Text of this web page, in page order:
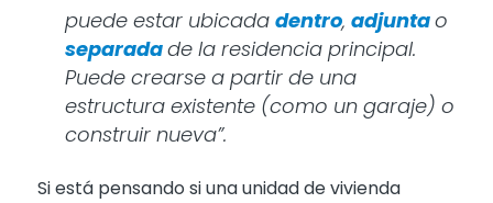
puede estar ubicada dentro, adjuntao
separadade la residencia principal.
Puede crearse a partir de una
estructura existente (como un garaje) o
construir nueva”.
Si está pensando si una unidad de vivienda